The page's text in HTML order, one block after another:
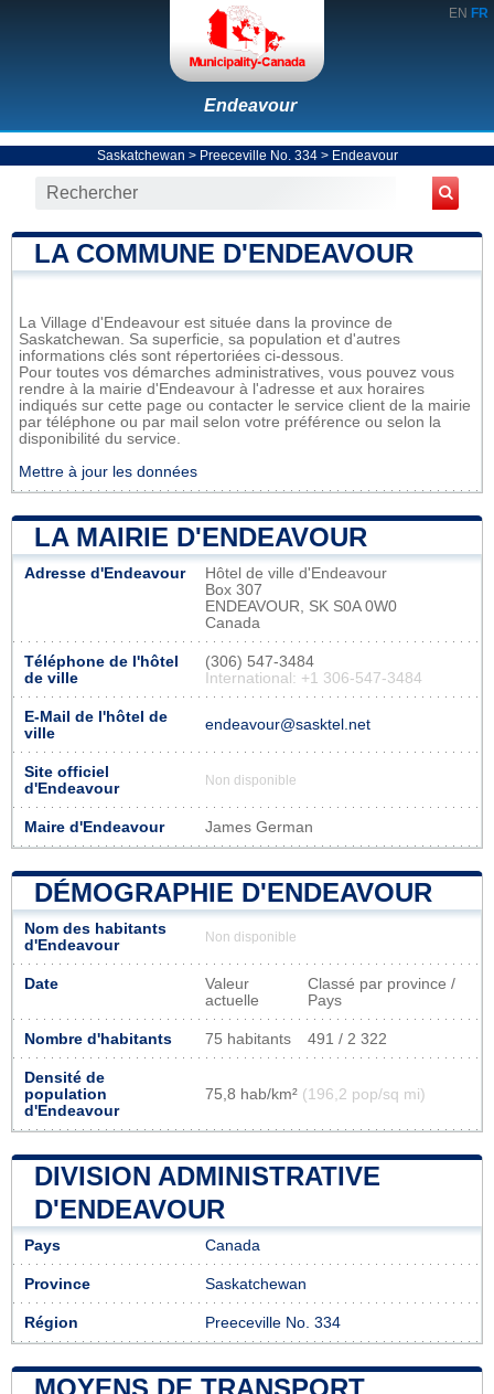
EN FR
Endeavour
Saskatchewan > Preeceville No. 334> Endeavour
LA COMMUNE D'ENDEAVOUR
La Village d'Endeavour est située dans la province de
Saskatchewan. Sa superficie, sa population et d'autres
informations clés sont répertoriées ci-dessous.
Pour toutes vos démarches administratives, vous pouvez vous
rendre à la mairie d'Endeavour à l'adresse et aux horaires
indiqués sur cette page ou contacter le service client de la mairie
par téléphone ou par mail selon votre préférence ou selon la
disponibilité du service.
Mettre à jour les données
LA MAIRIE D'ENDEAVOUR
Adresse d'Endeavour
Hôtel de ville d'Endeavour
Box 307
ENDEAVOUR, SK S0A 0W0
Canada
Téléphone de l'hôtel
de ville
(306) 547-3484
International: +1 306-547-3484
E-Mail de l'hôtel de
ville
endeavour@sasktel.net
Site officiel
d'Endeavour
Non disponible
Maire d'Endeavour James German
DÉMOGRAPHIE D'ENDEAVOUR
Nom des habitants
d'Endeavour
Non disponible
Date
Valeur
actuelle
Classé par province /
Pays
Nombre d'habitants 75 habitants 491 / 2 322
Densité de
population
d'Endeavour
75,8 hab/km² (196,2 pop/sq mi)
DIVISION ADMINISTRATIVE
D'ENDEAVOUR
Pays Canada
Province Saskatchewan
Région Preeceville No. 334
MOYENS DE TRANSPORT